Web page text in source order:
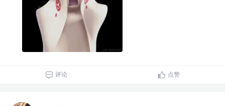
评论 点赞